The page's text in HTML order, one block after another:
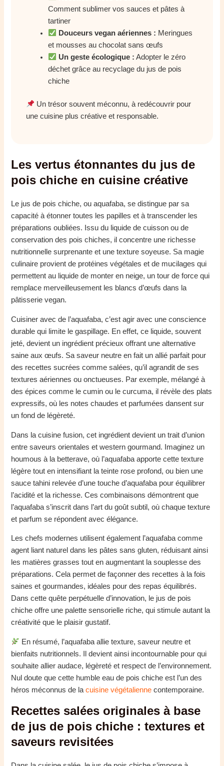
Comment sublimer vos sauces et pâtes à
tartiner
Douceurs vegan aériennes : Meringues
et mousses au chocolat sans œufs
Un geste écologique : Adopter le zéro
déchet grâce au recyclage du jus de pois
chiche
Un trésor souvent méconnu, à redécouvrir pour
une cuisine plus créative et responsable.
Les vertus étonnantes du jus de
pois chiche en cuisine créative
Le jus de pois chiche, ou aquafaba, se distingue par sa
capacité à étonner toutes les papilles et à transcender les
préparations oubliées. Issu du liquide de cuisson ou de
conservation des pois chiches, il concentre une richesse
nutritionnelle surprenante et une texture soyeuse. Sa magie
culinaire provient de protéines végétales et de mucilages qui
permettent au liquide de monter en neige, un tour de force qui
remplace merveilleusement les blancs d’œufs dans la
pâtisserie vegan.
Cuisiner avec de l’aquafaba, c’est agir avec une conscience
durable qui limite le gaspillage. En effet, ce liquide, souvent
jeté, devient un ingrédient précieux offrant une alternative
saine aux œufs. Sa saveur neutre en fait un allié parfait pour
des recettes sucrées comme salées, qu’il agrandit de ses
textures aériennes ou onctueuses. Par exemple, mélangé à
des épices comme le cumin ou le curcuma, il révèle des plats
expressifs, où les notes chaudes et parfumées dansent sur
un fond de légèreté.
Dans la cuisine fusion, cet ingrédient devient un trait d’union
entre saveurs orientales et western gourmand. Imaginez un
houmous à la betterave, où l’aquafaba apporte cette texture
légère tout en intensifiant la teinte rose profond, ou bien une
sauce tahini relevée d’une touche d’aquafaba pour équilibrer
l’acidité et la richesse. Ces combinaisons démontrent que
l’aquafaba s’inscrit dans l’art du goût subtil, où chaque texture
et parfum se répondent avec élégance.
Les chefs modernes utilisent également l’aquafaba comme
agent liant naturel dans les pâtes sans gluten, réduisant ainsi
les matières grasses tout en augmentant la souplesse des
préparations. Cela permet de façonner des recettes à la fois
saines et gourmandes, idéales pour des repas équilibrés.
Dans cette quête perpétuelle d’innovation, le jus de pois
chiche offre une palette sensorielle riche, qui stimule autant la
créativité que le plaisir gustatif.
En résumé, l’aquafaba allie texture, saveur neutre et
bienfaits nutritionnels. Il devient ainsi incontournable pour qui
souhaite allier audace, légèreté et respect de l’environnement.
Nul doute que cette humble eau de pois chiche est l’un des
héros méconnus de lacuisine végétalienne contemporaine.
Recettes salées originales à base
de jus de pois chiche : textures et
saveurs revisitées